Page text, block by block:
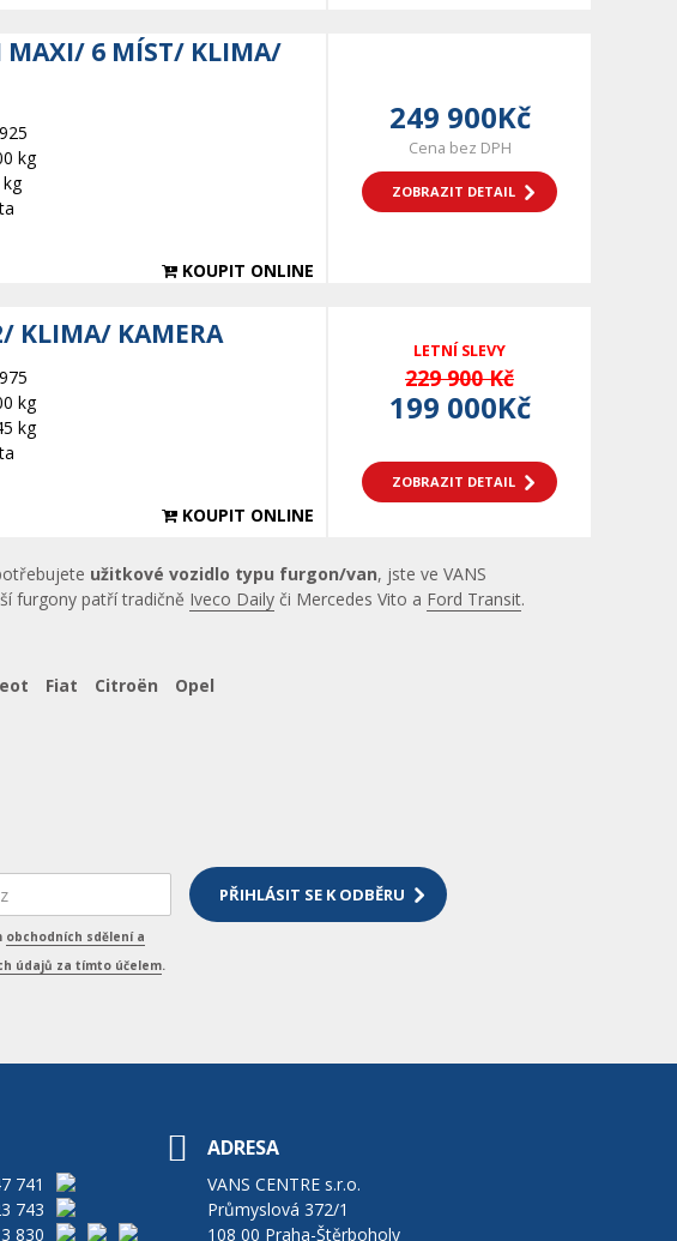
MAXI/ 6 MÍST/ KLIMA/
kg
KOUPIT ONLINE
249 900Kč
Cena bez DPH
ZOBRAZIT DETAIL
KLIMA/ KAMERA
kg
kg
KOUPIT ONLINE
LETNÍ SLEVY
229 900 Kč
199 000Kč
ZOBRAZIT DETAIL
užitkové vozidlo typu furgon/van, jste ve VANS
furgony patří tradičně Iveco Daily či Mercedes Vito a Ford Transit.
Fiat Citroën Opel
obchodních sdělení a
údajů za tímto účelem.
741
743
830
ADRESA
VANS CENTRE s.r.o.
Průmyslová 372/1
108 00 Praha-Štěrboholy